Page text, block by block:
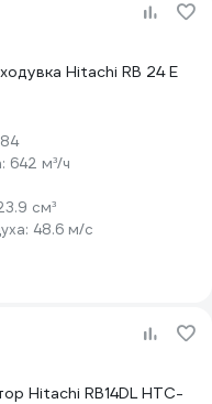
Hitachi RB 24 E
642 м³/ч
см³
48.6 м/с
Hitachi RB14DL HTC-